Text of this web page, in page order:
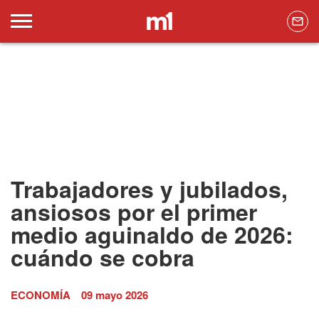
Trabajadores y jubilados,
ansiosos por el primer
medio aguinaldo de 2026:
cuándo se cobra
ECONOMÍA 09 mayo 2026